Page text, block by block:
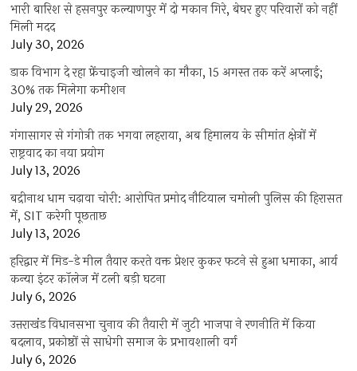
भारी बारिश से हसनपुर कल्याणपुर में दो मकान गिरे, बेघर हुए परिवारों को नहीं
मिली मदद
July 30, 2026
डाक विभाग दे रहा फ्रेंचाइजी खोलने का मौका, 15 अगस्त तक करें अप्लाई;
30% तक मिलेगा कमीशन
July 29, 2026
गंगासागर से गंगोत्री तक भगवा लहराया, अब हिमालय के सीमांत क्षेत्रों में
राष्ट्रवाद का नया प्रयोग
July 13, 2026
बद्रीनाथ धाम चढ़ावा चोरी: आरोपित प्रमोद नौटियाल चमोली पुलिस की हिरासत
में, SIT करेगी पूछताछ
July 13, 2026
हरिद्वार में मिड-डे मील तैयार करते वक्त प्रेशर कुकर फटने से हुआ धमाका, आर्य
कन्या इंटर कॉलेज में टली बड़ी घटना
July 6, 2026
उत्तराखंंड विधानसभा चुनाव की तैयारी में जुटी भाजपा ने रणनीति में किया
बदलाव, प्रकोष्ठों से साधेगी समाज के प्रभावशाली वर्ग
July 6, 2026